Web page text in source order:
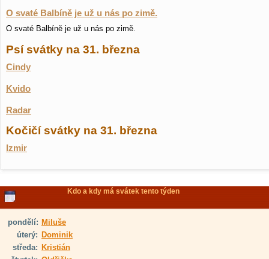
O svaté Balbíně je už u nás po zimě.
O svaté Balbíně je už u nás po zimě.
Psí svátky na 31. března
Cindy
Kvido
Radar
Kočičí svátky na 31. března
Izmir
Kdo a kdy má svátek tento týden
pondělí: Miluše
úterý: Dominik
středa: Kristián